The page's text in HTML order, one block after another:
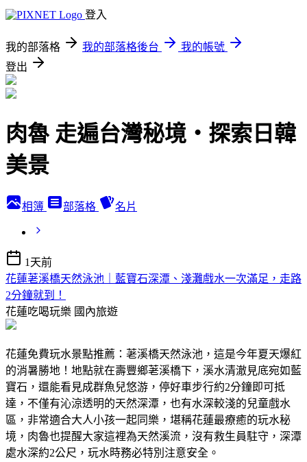
登入
我的部落格 我的部落格後台
我的帳號
登出
肉魯 走遍台灣秘境・探索日韓
美景
相簿 部落格 名片
1天前
花蓮荖溪橋天然泳池｜藍寶石深潭、淺灘戲水一次滿足，走路
2分鐘就到！
花蓮吃喝玩樂 國內旅遊
花蓮免費玩水景點推薦：荖溪橋天然泳池，這是今年夏天爆紅
的消暑勝地！地點就在壽豐鄉荖溪橋下，溪水清澈見底宛如藍
寶石，還能看見成群魚兒悠游，停好車步行約2分鐘即可抵
達，不僅有沁涼透明的天然深潭，也有水深較淺的兒童戲水
區，非常適合大人小孩一起同樂，堪稱花蓮最療癒的玩水秘
境，肉魯也提醒大家這裡為天然溪流，沒有救生員駐守，深潭
處水深約2公尺，玩水時務必特別注意安全。